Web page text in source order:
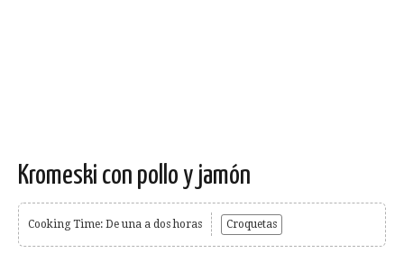
Kromeski con pollo y jamón
Cooking Time: De una a dos horas Croquetas